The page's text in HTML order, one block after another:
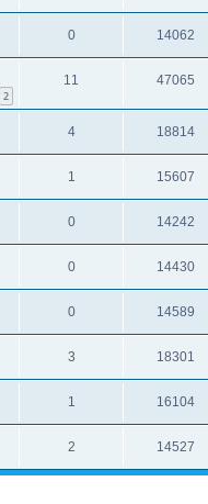
0 14062
2
11 47065
4 18814
1 15607
0 14242
0 14430
0 14589
3 18301
1 16104
2 14527